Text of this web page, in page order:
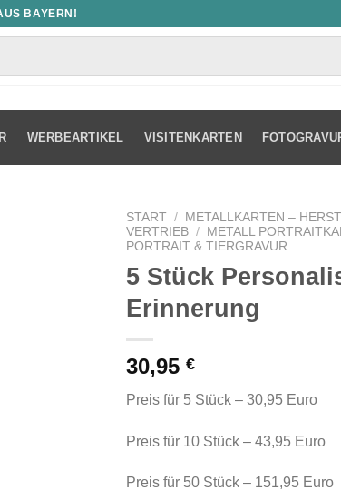
BAYERN!
WERBEARTIKEL VISITENKARTEN
START /
METALLKARTEN –
VERTRIEB / METALL
PORTRAIT & TIERGRAVUR
5 Stück
Erinnerung
30,95 €
Preis für 5 Stück – 30,95 Euro
Preis für 10 Stück – 43,95 Euro
Preis für 50 Stück – 151,95 Euro